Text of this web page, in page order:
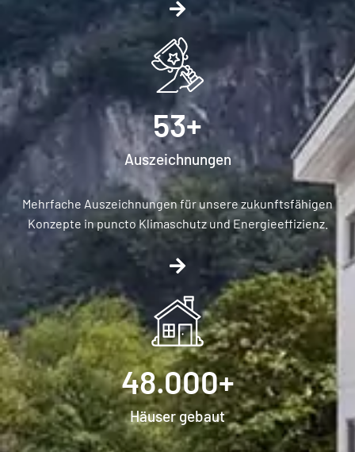
Auszeichnungen​
53+
Mehrfache Auszeichnungen für unsere zukunftsfähigen
Konzepte in puncto Klimaschutz und Energieeffizienz.
Häuser gebaut
48.000+